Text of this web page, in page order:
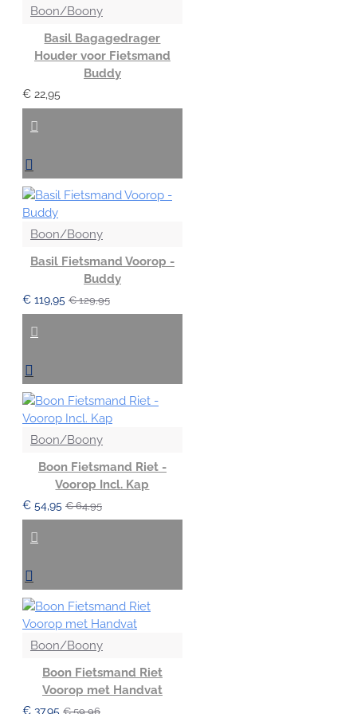
Boon/Boony
Basil Bagagedrager
Houder voor Fietsmand
Buddy
€ 22,95
Boon/Boony
Basil Fietsmand Voorop -
Buddy
€ 119,95 € 129,95
Boon/Boony
Boon Fietsmand Riet -
Voorop Incl. Kap
€ 54,95 € 64,95
Boon/Boony
Boon Fietsmand Riet
Voorop met Handvat
€ 37,95 € 59,96